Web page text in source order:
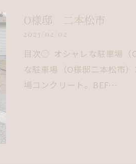
O様邸 二本松市
2023/02/02
目次○ オシャレな駐車場（
な駐車場（O様邸二本松市
場コンクリート。BEF…